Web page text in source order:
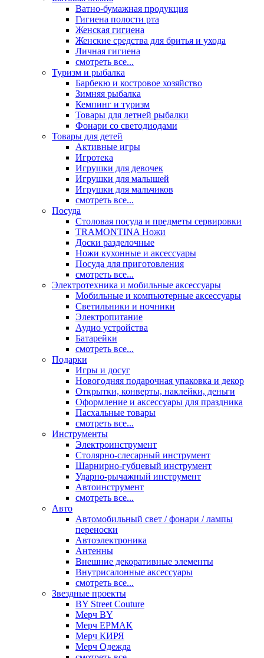
Ватно-бумажная продукция
Гигиена полости рта
Женская гигиена
Женские средства для бритья и ухода
Личная гигиена
смотреть все...
Туризм и рыбалка
Барбекю и костровое хозяйство
Зимняя рыбалка
Кемпинг и туризм
Товары для летней рыбалки
Фонари со светодиодами
Товары для детей
Активные игры
Игротека
Игрушки для девочек
Игрушки для малышей
Игрушки для мальчиков
смотреть все...
Посуда
Столовая посуда и предметы сервировки
TRAMONTINA Ножи
Доски разделочные
Ножи кухонные и аксессуары
Посуда для приготовления
смотреть все...
Электротехника и мобильные аксессуары
Мобильные и компьютерные аксессуары
Светильники и ночники
Электропитание
Аудио устройства
Батарейки
смотреть все...
Подарки
Игры и досуг
Новогодняя подарочная упаковка и декор
Открытки, конверты, наклейки, деньги
Оформление и аксессуары для праздника
Пасхальные товары
смотреть все...
Инструменты
Электроинструмент
Столярно-слесарный инструмент
Шарнирно-губцевый инструмент
Ударно-рычажный инструмент
Автоинструмент
смотреть все...
Авто
Автомобильный свет / фонари / лампы
переноски
Автоэлектроника
Антенны
Внешние декоративные элементы
Внутрисалонные аксессуары
смотреть все...
Звездные проекты
BY Street Couture
Мерч BY
Мерч ЕРМАК
Мерч КИРЯ
Мерч Одежда